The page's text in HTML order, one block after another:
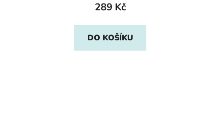
289 Kč
DO KOŠÍKU